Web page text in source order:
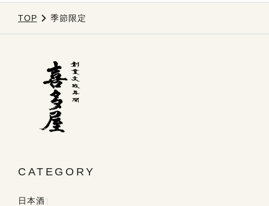
TOP 季節限定
CATEGORY
日本酒